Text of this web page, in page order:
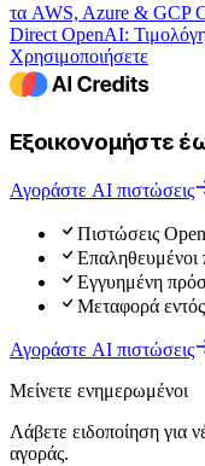
τα AWS, Azure & GCP
Direct OpenAI:
Χρησιμοποιήσετε
Εξοικονομήστε
Αγοράστε AI πιστώσεις
Πιστώσεις
Εγγυημένη
Μεταφορά
Αγοράστε AI πιστώσεις
Μείνετε ενημερωμένοι
Λάβετε ειδοποίηση για
αγοράς.